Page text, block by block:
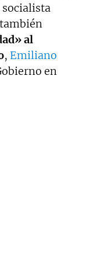
socialista
al
, Emiliano
en